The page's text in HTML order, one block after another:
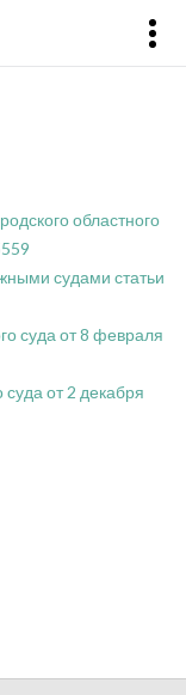
областного
судами статьи
суда от 8 февраля
от 2 декабря